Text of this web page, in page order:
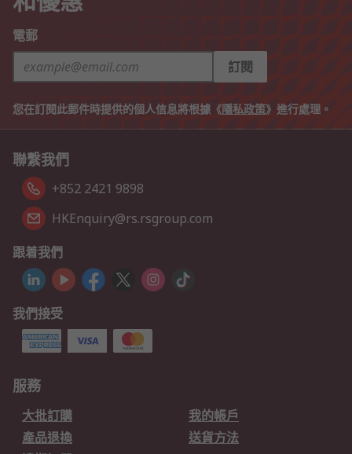
電郵
訂閱
您在訂閱此郵件時提供的個人信息將根據《隱私政策》進行處理。
聯繫我們
+852 2421 9898
HKEnquiry@rs.rsgroup.com
跟着我們
我們接受
服務
大批訂購
我的帳戶
產品退換
送貨方法